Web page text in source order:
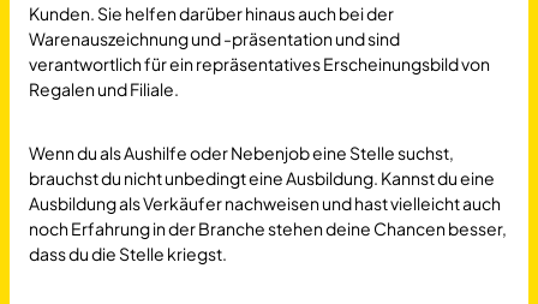
Kunden. Sie helfen darüber hinaus auch bei der
Warenauszeichnung und -präsentation und sind
verantwortlich für ein repräsentatives Erscheinungsbild von
Regalen und Filiale.
Wenn du als Aushilfe oder Nebenjob eine Stelle suchst,
brauchst du nicht unbedingt eine Ausbildung. Kannst du eine
Ausbildung als Verkäufer nachweisen und hast vielleicht auch
noch Erfahrung in der Branche stehen deine Chancen besser,
dass du die Stelle kriegst.